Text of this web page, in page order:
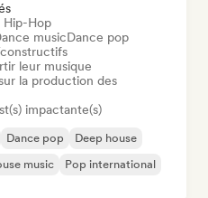
Hop
musicDance pop
leur musique
la production des
impactante(s)
Dance pop
Deep house
music Pop international